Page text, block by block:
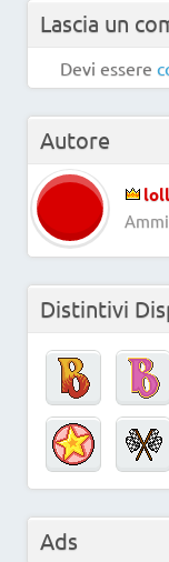
Lascia un
Devi essere
Autore
Distintivi
Ads